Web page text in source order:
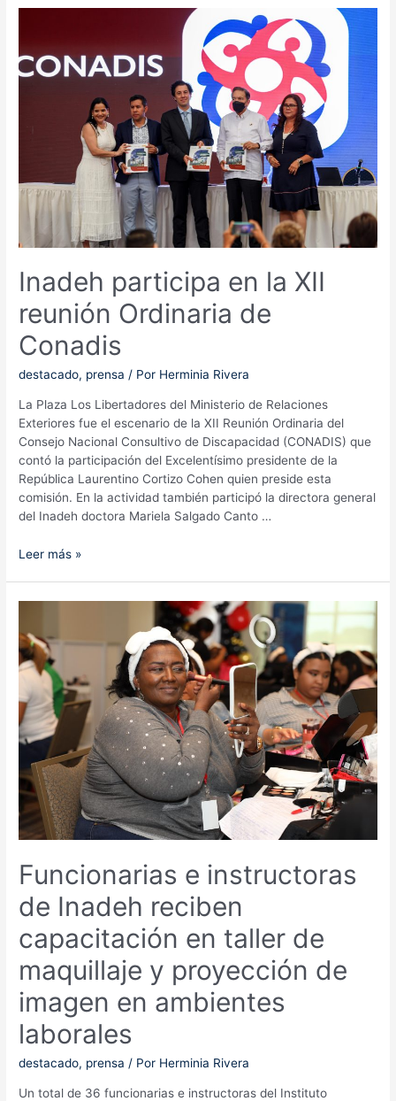
Panamá,
Panamá
Yala
Inadeh participa en la XII
reunión Ordinaria de
Conadis
destacado, prensa / Por Herminia Rivera
La Plaza Los Libertadores del Ministerio de Relaciones
Exteriores fue el escenario de la XII Reunión Ordinaria del
Consejo Nacional Consultivo de Discapacidad (CONADIS) que
contó la participación del Excelentísimo presidente de la
República Laurentino Cortizo Cohen quien preside esta
comisión. En la actividad también participó la directora general
del Inadeh doctora Mariela Salgado Canto …
Inadeh
reunión
Ordinaria
de
Conadis
Leer más »
Funcionarias e instructoras
de Inadeh reciben
capacitación en taller de
maquillaje y proyección de
imagen en ambientes
laborales
destacado, prensa / Por Herminia Rivera
Un total de 36 funcionarias e instructoras del Instituto